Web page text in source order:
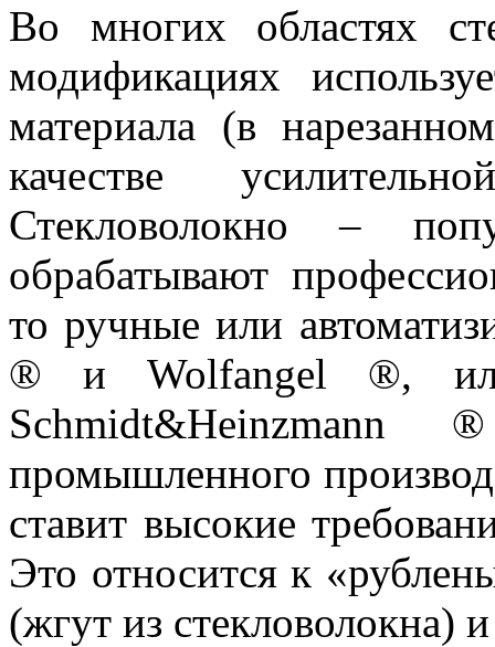
Во многих областях
модификациях
материала (в
качестве
Стекловолокно –
обрабатывают
то ручные или
® и Wolfangel ®, или
промышленного
ставит высокие
Это относится к
(жгут из стекловолокна)